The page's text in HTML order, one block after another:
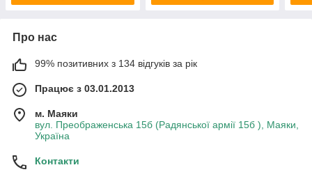
Про нас
99% позитивних з 134 відгуків за рік
Працює з 03.01.2013
м. Маяки
вул. Преображенська 15б (Радянської армії 15б ), Маяки,
Україна
Контакти